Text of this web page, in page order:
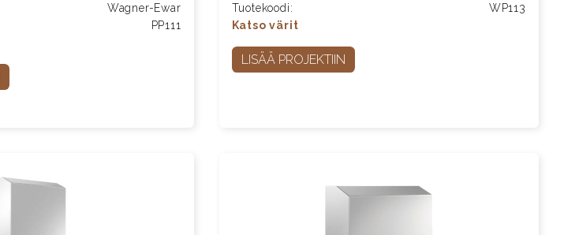
Wagner-Ewar
PP111
Tuotekoodi:
WP113
Katso värit
LISÄÄ PROJEKTIIN